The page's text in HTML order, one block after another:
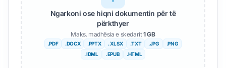
Ngarkoni ose hiqni dokumentin për të
përkthyer
Maks. madhësia e skedarit1 GB
.PDF .DOCX .PPTX . XLSX .TXT .JPG
.PNG
. IDML
. EPUB .HTML